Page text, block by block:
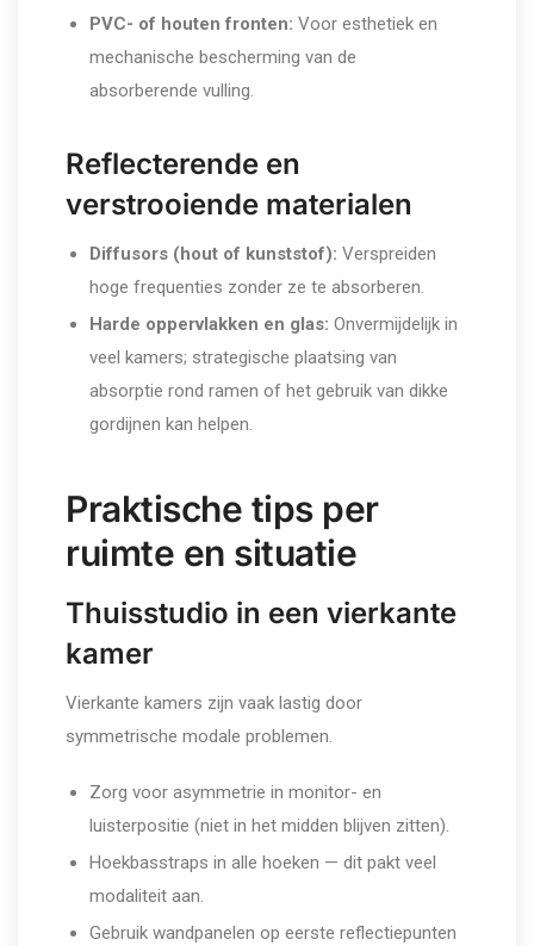
PVC- of houten fronten: Voor esthetiek en
mechanische bescherming van de
absorberende vulling.
Reflecterende en
verstrooiende materialen
Diffusors (hout of kunststof): Verspreiden
hoge frequenties zonder ze te absorberen.
Harde oppervlakken en glas: Onvermijdelijk in
veel kamers; strategische plaatsing van
absorptie rond ramen of het gebruik van dikke
gordijnen kan helpen.
Praktische tips per
ruimte en situatie
Thuisstudio in een vierkante
kamer
Vierkante kamers zijn vaak lastig door
symmetrische modale problemen.
Zorg voor asymmetrie in monitor- en
luisterpositie (niet in het midden blijven zitten).
Hoekbasstraps in alle hoeken — dit pakt veel
modaliteit aan.
Gebruik wandpanelen op eerste reflectiepunten